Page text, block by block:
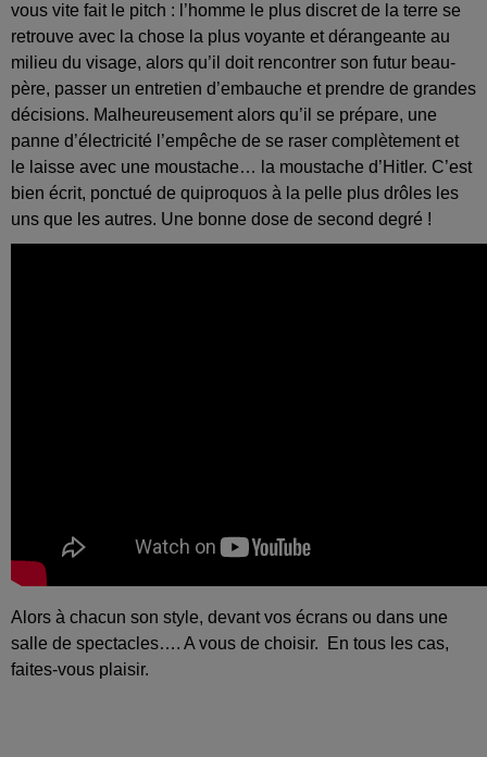
vous vite fait le pitch : l’homme le plus discret de la terre se
retrouve avec la chose la plus voyante et dérangeante au
milieu du visage, alors qu’il doit rencontrer son futur beau-
père, passer un entretien d’embauche et prendre de grandes
décisions. Malheureusement alors qu’il se prépare, une
panne d’électricité l’empêche de se raser complètement et
le laisse avec une moustache… la moustache d’Hitler. C’est
bien écrit, ponctué de quiproquos à la pelle plus drôles les
uns que les autres. Une bonne dose de second degré !
Alors à chacun son style, devant vos écrans ou dans une
salle de spectacles…. A vous de choisir. En tous les cas,
faites-vous plaisir.